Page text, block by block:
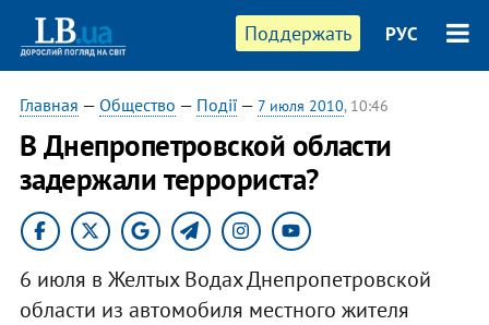
Поддержать РУС
Главная — Общество — Події— 7 июля 2010, 10:46
В Днепропетровской области
задержали террориста?
6 июля в Желтых Водах Днепропетровской
области из автомобиля местного жителя